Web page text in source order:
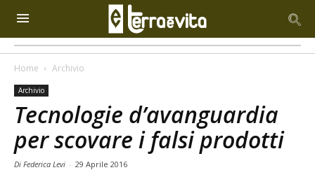
Home Archivio
Archivio
Tecnologie d’avanguardia
per scovare i falsi prodotti
Di Federica Levi - 29 Aprile 2016